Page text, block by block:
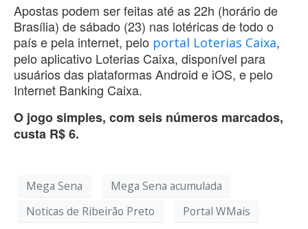
Apostas podem ser feitas até as 22h (horário de
Brasília) de sábado (23) nas lotéricas de todo o
país e pela internet, pelo portal Loterias Caixa,
pelo aplicativo Loterias Caixa, disponível para
usuários das plataformas Android e iOS, e pelo
Internet Banking Caixa.
O jogo simples, com seis números marcados,
custa R$ 6.
Mega Sena
Mega Sena acumulada
Noticas de Ribeirão Preto
Portal WMais